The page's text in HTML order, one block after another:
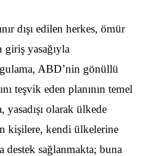
dışı edilen herkes, ömür
yasağıyla
ABD’nin gönüllü
teşvik eden planının temel
yasadışı olarak ülkede
kişilere, kendi ülkelerine
sağlanmakta; buna